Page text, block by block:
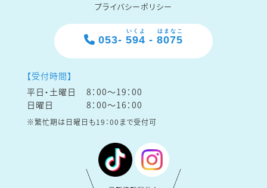
プライバシーポリシー
053- 594
いくよ
- 8075
はまなこ
【受付時間】
平日・土曜日
8：00～19：00
日曜日
8：00～16：00
※繁忙期は日曜日も19：00まで受付可